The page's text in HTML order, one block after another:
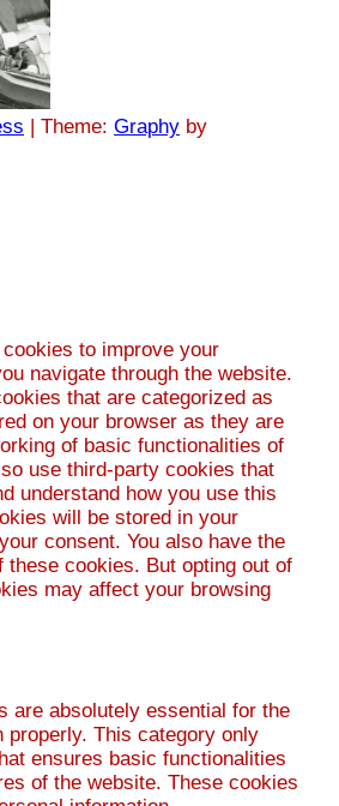
Theme: Graphy by
to improve your
navigate through the website.
that are categorized as
on your browser as they are
of basic functionalities of
use third-party cookies that
understand how you use this
will be stored in your
consent. You also have the
these cookies. But opting out of
may affect your browsing
are absolutely essential for the
properly. This category only
ensures basic functionalities
of the website. These cookies